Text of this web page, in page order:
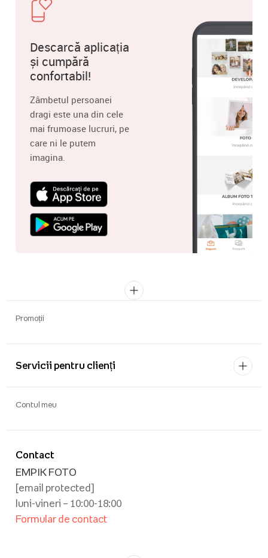
Descarcă aplicația
și cumpără
confortabil!
Zâmbetul persoanei
dragi este una din cele
mai frumoase lucruri, pe
care ni le putem
imagina.
Promoții
Servicii pentru clienți
Contact
EMPIK FOTO
[email protected]
luni-vineri – 10:00-18:00
Formular de contact
Contul meu